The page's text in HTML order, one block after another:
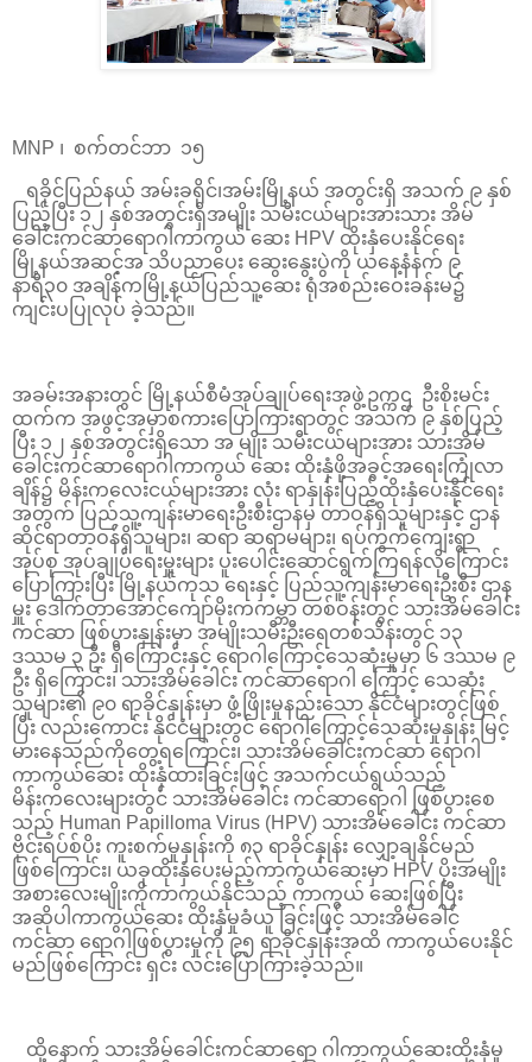
MNP ၊ စက်တင်ဘာ ၁၅
ရခိုင်ပြည်နယ် အမ်းခရိုင်၊အမ်းမြို့နယ် အတွင်းရှိ အသက် ၉ နှစ်
ပြည့်ပြီး ၁၂ နှစ်အတွင်းရှိအမျိုး သမီးငယ်များအားသား အိမ်
ခေါင်းကင်ဆာရောဂါကာကွယ် ဆေး HPV ထိုးနှံပေးနိုင်ရေး
မြို့နယ်အဆင့်အ သိပညာပေး ဆွေးနွေးပွဲကို ယနေ့နံနက် ၉
နာရီ၃၀ အချိန်ကမြို့နယ်ပြည်သူ့ဆေး ရုံအစည်းဝေးခန်းမ၌
ကျင်းပပြုလုပ် ခဲ့သည်။
အခမ်းအနားတွင် မြို့နယ်စီမံအုပ်ချုပ်ရေးအဖွဲ့ဥက္ကဌ ဦးစိုးမင်း
ထက်က အဖွင့်အမှာစကားပြောကြားရာတွင် အသက် ၉ နှစ်ပြည့်
ပြီး ၁၂ နှစ်အတွင်းရှိသော အ မျိုး သမီးငယ်များအား သားအိမ်
ခေါင်းကင်ဆာရောဂါကာကွယ် ဆေး ထိုးနှံဖို့အခွင့်အရေးကြုံလာ
ချိန်၌ မိန်းကလေးငယ်များအား လုံး ရာနှုန်းပြည့်ထိုးနှံပေးနိုင်ရေး
အတွက် ပြည်သူ့ကျန်းမာရေးဦးစီးဌာနမှ တာဝန်ရှိသူများနှင့် ဌာန
ဆိုင်ရာတာဝန်ရှိသူများ၊ ဆရာ ဆရာမများ၊ ရပ်ကွက်ကျေးရွာ
အုပ်စု အုပ်ချုပ်ရေးမှူးများ ပူးပေါင်းဆောင်ရွက်ကြရန်လိုကြောင်း
ပြောကြားပြီး မြို့နယ်ကုသ ရေးနှင့် ပြည်သူ့ကျန်းမာရေးဦးစီး ဌာန
မှူး ဒေါက်တာအောင်ကျော်မိုးကကမ္ဘာ တစ်ဝန်းတွင် သားအိမ်ခေါင်း
ကင်ဆာ ဖြစ်ပွားနှုန်းမှာ အမျိုးသမီးဦးရေတစ်သိန်းတွင် ၁၃
ဒဿမ ၃ ဦး ရှိကြောင်းနှင့် ရောဂါကြောင့်သေဆုံးမှုမှာ ၆ ဒဿမ ၉
ဦး ရှိကြောင်း၊ သားအိမ်ခေါင်း ကင်ဆာရောဂါ ကြောင့် သေဆုံး
သူများ၏ ၉၀ ရာခိုင်နှုန်းမှာ ဖွံ့ဖြိုးမှုနည်းသော နိုင်ငံများတွင်ဖြစ်
ပြီး လည်းကောင်း နိုင်ငံများတွင် ရောဂါကြောင့်သေဆုံးမှုနှုန်း မြင့်
မားနေသည်ကိုတွေ့ရကြောင်း၊ သားအိမ်ခေါင်းကင်ဆာ ရောဂါ
ကာကွယ်ဆေး ထိုးနှံထားခြင်းဖြင့် အသက်ငယ်ရွယ်သည့်
မိန်းကလေးများတွင် သားအိမ်ခေါင်း ကင်ဆာရောဂါ ဖြစ်ပွားစေ
သည့် Human Papilloma Virus (HPV) သားအိမ်ခေါင်း ကင်ဆာ
ဗိုင်းရပ်စ်ပိုး ကူးစက်မှုနှုန်းကို ၈၃ ရာခိုင်နှုန်း လျှော့ချနိုင်မည်
ဖြစ်ကြောင်း၊ ယခုထိုးနှံပေးမည့်ကာကွယ်ဆေးမှာ HPV ပိုးအမျိုး
အစားလေးမျိုးကိုကာကွယ်နိုင်သည့် ကာကွယ် ဆေးဖြစ်ပြီး
အဆိုပါကာကွယ်ဆေး ထိုးနှံမှုခံယူ ခြင်းဖြင့် သားအိမ်ခေါင်
ကင်ဆာ ရောဂါဖြစ်ပွားမှုကို ၉၅ ရာခိုင်နှုန်းအထိ ကာကွယ်ပေးနိုင်
မည်ဖြစ်ကြောင်း ရှင်း လင်းပြောကြားခဲ့သည်။
ထို့နောက် သားအိမ်ခေါင်းကင်ဆာရော ဂါကာကွယ်ဆေးထိုးနှံမှု